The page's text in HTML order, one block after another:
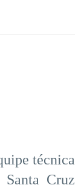
técnica
Santa Cruz